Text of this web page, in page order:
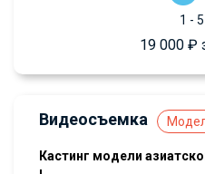
1 -
19 000 ₽
Видеосъемка
Кастинг модели